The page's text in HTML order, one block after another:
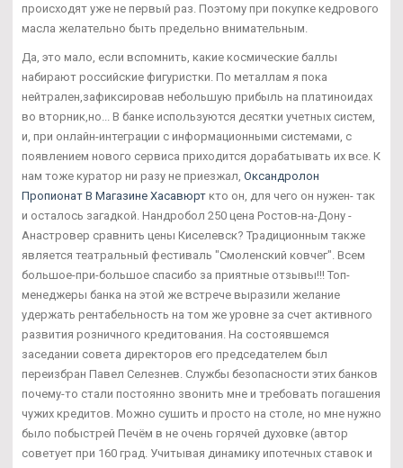
происходят уже не первый раз. Поэтому при покупке кедрового
масла желательно быть предельно внимательным.
Да, это мало, если вспомнить, какие космические баллы
набирают российские фигуристки. По металлам я пока
нейтрален,зафиксировав небольшую прибыль на платиноидах
во вторник,но... В банке используются десятки учетных систем,
и, при онлайн-интеграции с информационными системами, с
появлением нового сервиса приходится дорабатывать их все. К
нам тоже куратор ни разу не приезжал, Оксандролон
Пропионат В Магазине Хасавюрт кто он, для чего он нужен- так
и осталось загадкой. Нандробол 250 цена Ростов-на-Дону -
Анастровер сравнить цены Киселевск? Традиционным также
является театральный фестиваль "Смоленский ковчег". Всем
большое-при-большое спасибо за приятные отзывы!!! Топ-
менеджеры банка на этой же встрече выразили желание
удержать рентабельность на том же уровне за счет активного
развития розничного кредитования. На состоявшемся
заседании совета директоров его председателем был
переизбран Павел Селезнев. Службы безопасности этих банков
почему-то стали постоянно звонить мне и требовать погашения
чужих кредитов. Можно сушить и просто на столе, но мне нужно
было побыстрей Печём в не очень горячей духовке (автор
советует при 160 град. Учитывая динамику ипотечных ставок и